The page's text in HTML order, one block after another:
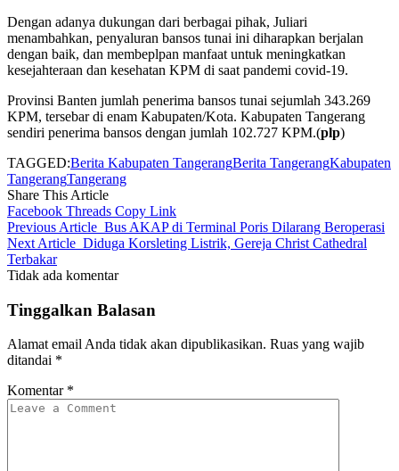
Dengan adanya dukungan dari berbagai pihak, Juliari
menambahkan, penyaluran bansos tunai ini diharapkan berjalan
dengan baik, dan membeplpan manfaat untuk meningkatkan
kesejahteraan dan kesehatan KPM di saat pandemi covid-19.
Provinsi Banten jumlah penerima bansos tunai sejumlah 343.269
KPM, tersebar di enam Kabupaten/Kota. Kabupaten Tangerang
sendiri penerima bansos dengan jumlah 102.727 KPM.(plp)
TAGGED:Berita Kabupaten TangerangBerita TangerangKabupaten
TangerangTangerang
Share This Article
Facebook Threads Copy Link
Previous Article Bus AKAP di Terminal Poris Dilarang Beroperasi
Next Article Diduga Korsleting Listrik, Gereja Christ Cathedral
Terbakar
Tidak ada komentar
Tinggalkan Balasan
Alamat email Anda tidak akan dipublikasikan. Ruas yang wajib
ditandai *
Komentar *